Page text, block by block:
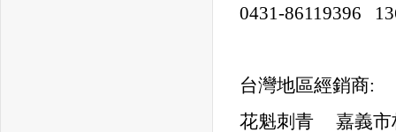
0431-86119396
台灣地區經銷商:
花魁刺青 嘉義